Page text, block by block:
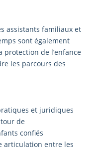
assistants familiaux et
sont également
de l’enfance
les parcours des
et juridiques
de
confiés
articulation entre les